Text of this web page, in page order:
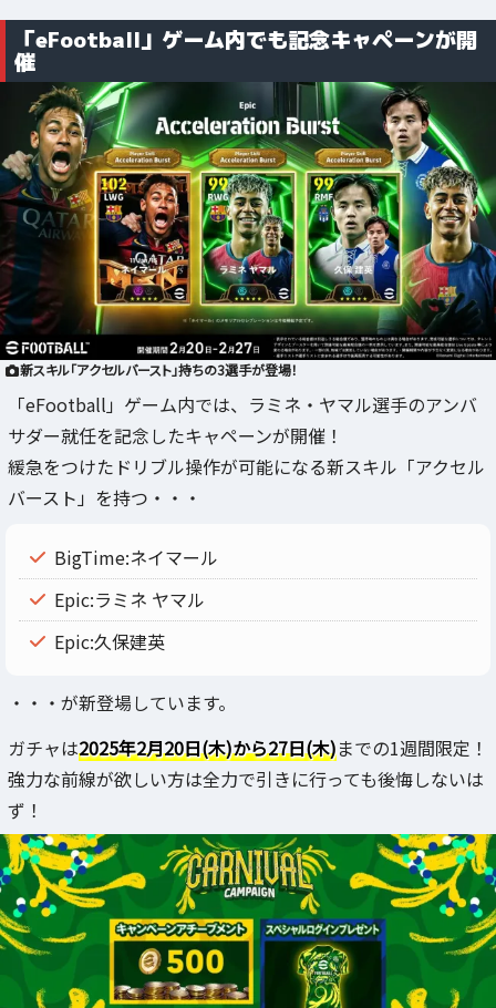
「eFootball」ゲーム内でも記念キャペーンが開
催
新スキル「アクセルバースト」持ちの3選手が登場！
「eFootball」ゲーム内では、ラミネ・ヤマル選手のアンバ
サダー就任を記念したキャペーンが開催！
緩急をつけたドリブル操作が可能になる新スキル「アクセル
バースト」を持つ・・・
BigTime:ネイマール
Epic:ラミネ ヤマル
Epic:久保建英
・・・が新登場しています。
ガチャは2025年2月20日(木)から27日(木)までの1週間限定！
強力な前線が欲しい方は全力で引きに行っても後悔しないは
ず！